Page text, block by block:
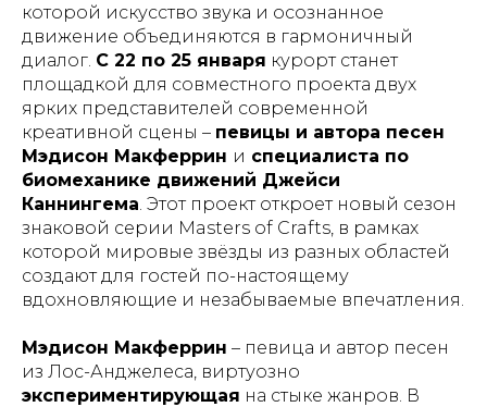
которой искусство звука и осознанное
движение объединяются в гармоничный
диалог. С 22 по 25 января курорт станет
площадкой для совместного проекта двух
ярких представителей современной
креативной сцены – певицы и автора песен
Мэдисон Макферрин и специалиста по
биомеханике движений Джейси
Каннингема . Этот проект откроет новый сезон
знаковой серии Masters of Crafts, в рамках
которой мировые звёзды из разных областей
создают для гостей по-настоящему
вдохновляющие и незабываемые впечатления.
Мэдисон Макферрин – певица и автор песен
из Лос-Анджелеса, виртуозно
экспериментирующая на стыке жанров. В